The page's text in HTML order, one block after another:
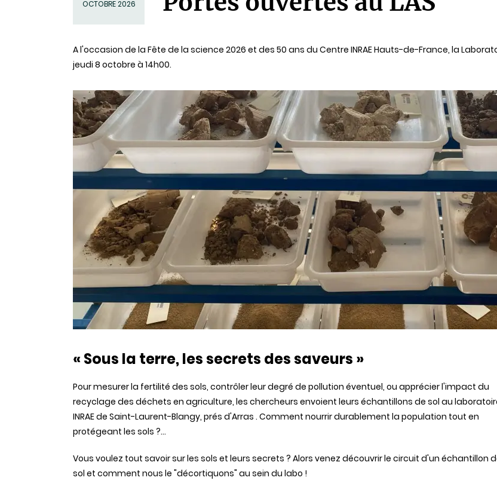
OCTOBRE 2026
A l'occasion de la Fête de la science 2026 et des 50 ans du Centre INRAE Hauts-de-France, la
jeudi 8 octobre à 14h00.
« Sous la terre, les secrets des saveurs »
Pour mesurer la fertilité des sols, contrôler leur degré de pollution éventuel, ou apprécier l'impact du
recyclage des déchets en agriculture, les chercheurs envoient leurs échantillons de sol au
INRAE de Saint-Laurent-Blangy, prés d'Arras . Comment nourrir durablement la population tout en
protégeant les sols ?...
Vous voulez tout savoir sur les sols et leurs secrets ? Alors venez découvrir le circuit d'un échantillon
sol et comment nous le "décortiquons" au sein du labo !